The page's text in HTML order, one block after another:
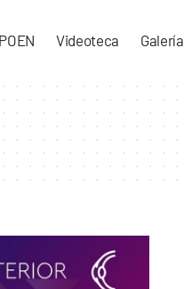
Videoteca Galería